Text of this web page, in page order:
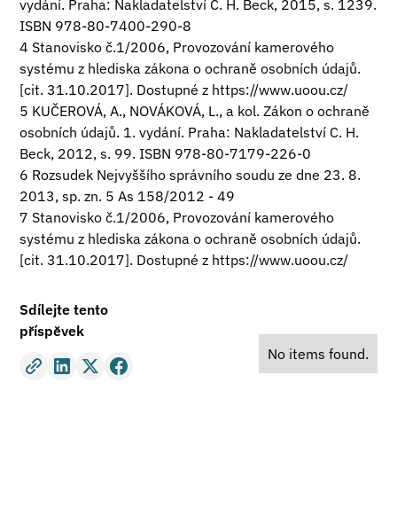
vydání. Praha: Nakladatelství C. H. Beck, 2015, s. 1239.
ISBN 978-80-7400-290-8
4 Stanovisko č.1/2006, Provozování kamerového
systému z hlediska zákona o ochraně osobních údajů.
[cit. 31.10.2017]. Dostupné z https://www.uoou.cz/
5 KUČEROVÁ, A., NOVÁKOVÁ, L., a kol. Zákon o ochraně
osobních údajů. 1. vydání. Praha: Nakladatelství C. H.
Beck, 2012, s. 99. ISBN 978-80-7179-226-0
6 Rozsudek Nejvyššího správního soudu ze dne 23. 8.
2013, sp. zn. 5 As 158/2012 - 49
7 Stanovisko č.1/2006, Provozování kamerového
systému z hlediska zákona o ochraně osobních údajů.
[cit. 31.10.2017]. Dostupné z https://www.uoou.cz/
Sdílejte tento
příspěvek
No items found.